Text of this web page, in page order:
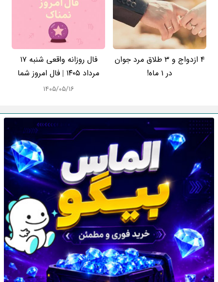
4 ازدواج و 3 طلاق مرد جوان
در 1 ماه!
فال روزانه واقعی شنبه ۱۷
مرداد ۱۴۰۵ | فال امروز شما
۱۴۰۵/۰۵/۱۶